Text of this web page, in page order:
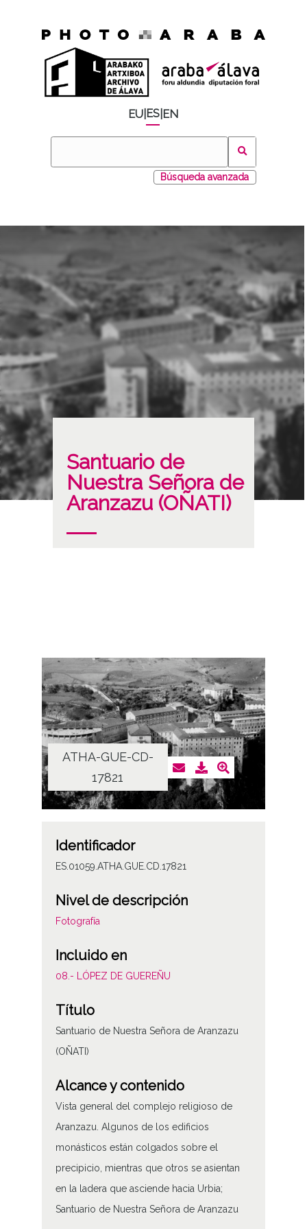
EU ES EN
Búsqueda avanzada
Santuario de
Nuestra Señora de
Aranzazu (OÑATI)
ATHA-GUE-CD-
17821
Identificador
ES.01059.ATHA.GUE.CD.17821
Nivel de descripción
Fotografía
Incluido en
08.- LÓPEZ DE GUEREÑU
Título
Santuario de Nuestra Señora de Aranzazu
(OÑATI)
Alcance y contenido
Vista general del complejo religioso de
Aranzazu. Algunos de los edificios
monásticos están colgados sobre el
precipicio, mientras que otros se asientan
en la ladera que asciende hacia Urbia;
Santuario de Nuestra Señora de Aranzazu